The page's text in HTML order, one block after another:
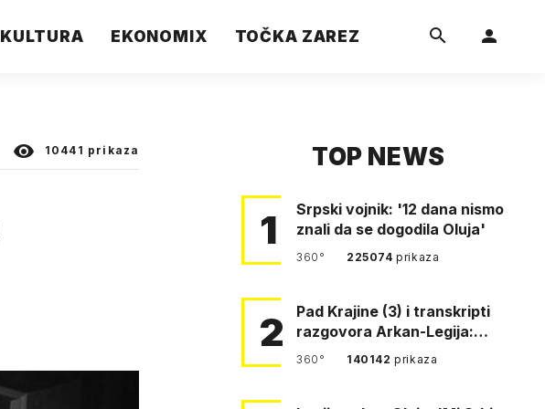
KULTURA EKONOMIX TOČKA ZAREZ
10441 prikaza TOP NEWS
1
Srpski vojnik: '12 dana nismo
znali da se dogodila Oluja'
360° 225074prikaza
2
Pad Krajine (3) i transkripti
razgovora Arkan-Legija:
'Čujem, prelazite ustašam…
360° 140142prikaza